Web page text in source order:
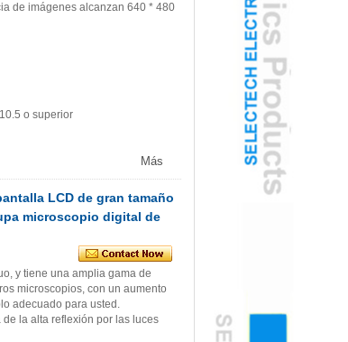
de imágenes alcanzan 640 * 480
o superior
Más
LCD de gran tamaño
microscopio digital de
y tiene una amplia gama de
microscopios, con un aumento
adecuado para usted.
la alta reflexión por las luces